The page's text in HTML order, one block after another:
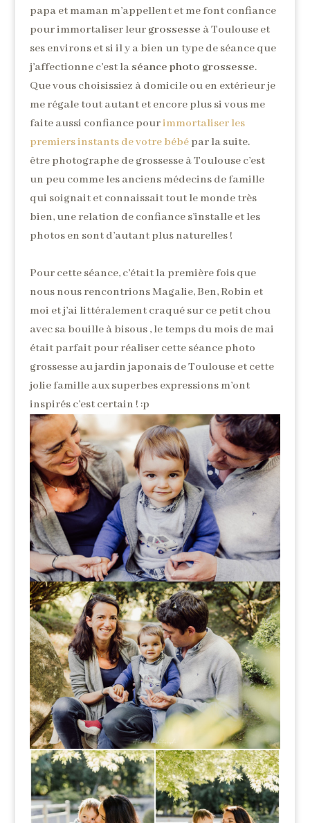
papa et maman m’appellent et me font confiance
pour immortaliser leur grossesse à Toulouse et
ses environs et si il y a bien un type de séance que
j’affectionne c’est la séance photo grossesse.
Que vous choisissiez à domicile ou en extérieur je
me régale tout autant et encore plus si vous me
faite aussi confiance pourimmortaliser les
premiers instants de votre bébépar la suite.
être photographe de grossesse à Toulouse c’est
un peu comme les anciens médecins de famille
qui soignait et connaissait tout le monde très
bien, une relation de confiance s’installe et les
photos en sont d’autant plus naturelles !
Pour cette séance, c’était la première fois que
nous nous rencontrions Magalie, Ben, Robin et
moi et j’ai littéralement craqué sur ce petit chou
avec sa bouille à bisous , le temps du mois de mai
était parfait pour réaliser cette séance photo
grossesse au jardin japonais de Toulouse et cette
jolie famille aux superbes expressions m’ont
inspirés c’est certain ! :p